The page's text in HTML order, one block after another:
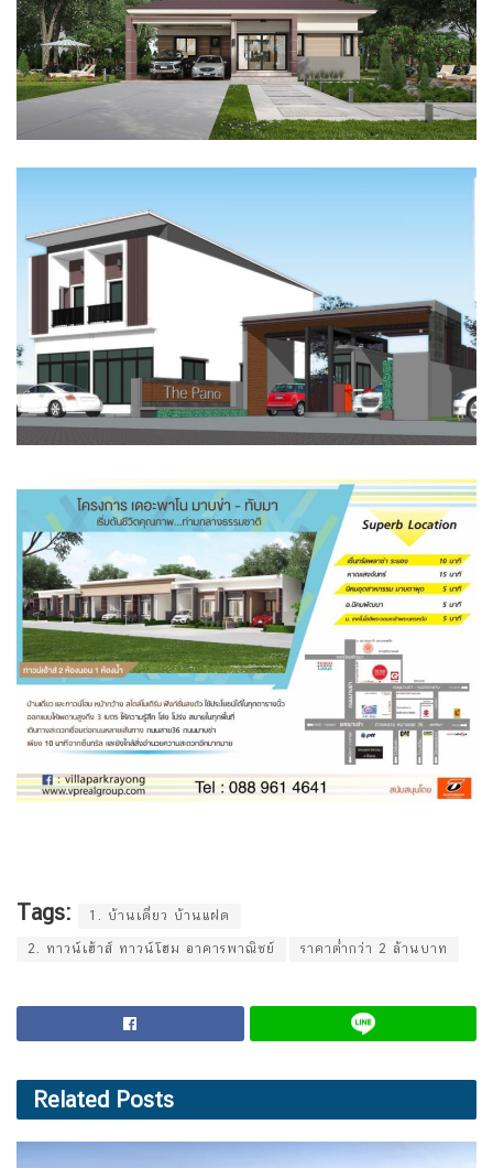
Tags: 1. บ้านเดี่ยว บ้านแฝด
2. ทาวน์เฮ้าส์ ทาวน์โฮม อาคารพาณิชย์ ราคาต่ำกว่า 2 ล้านบาท
Related Posts